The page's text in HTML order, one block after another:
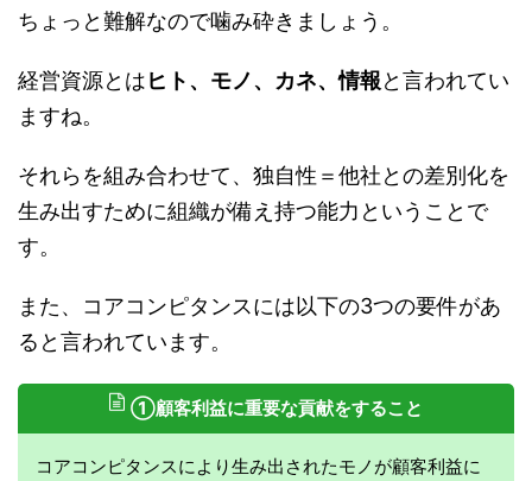
ちょっと難解なので噛み砕きましょう。
経営資源とはヒト、モノ、カネ、情報と言われてい
ますね。
それらを組み合わせて、独自性＝他社との差別化を
生み出すために組織が備え持つ能力ということで
す。
また、コアコンピタンスには以下の3つの要件があ
ると言われています。
①顧客利益に重要な貢献をすること
コアコンピタンスにより生み出されたモノが顧客利益に